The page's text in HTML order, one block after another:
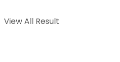
View All Result